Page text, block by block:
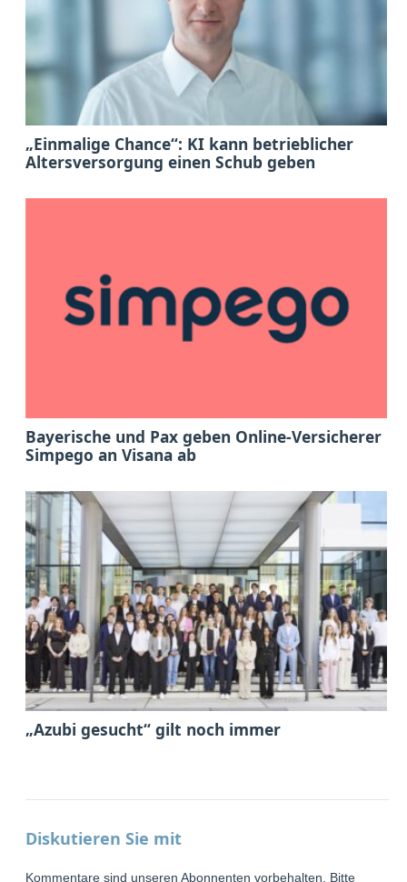
„Einmalige Chance“: KI kann betrieblicher
Altersversorgung einen Schub geben
Bayerische und Pax geben Online-Versicherer
Simpego an Visana ab
„Azubi gesucht“ gilt noch immer
Diskutieren Sie mit
Kommentare sind unseren Abonnenten vorbehalten. Bitte